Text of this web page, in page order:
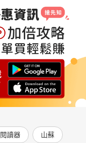
讀器 山蘇